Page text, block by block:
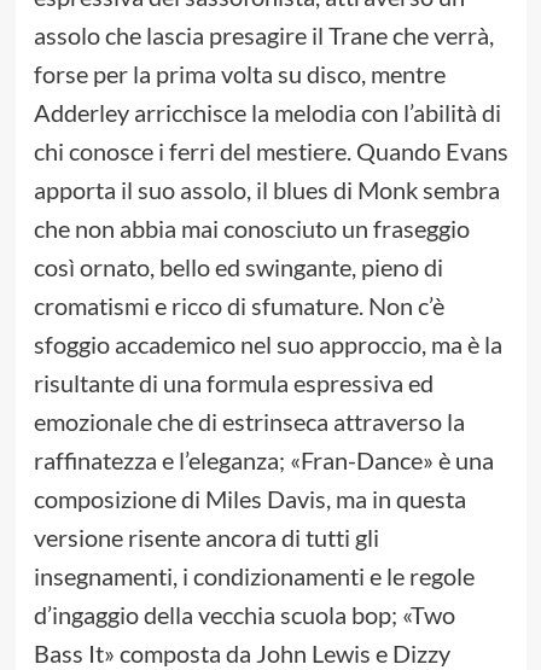
assolo che lascia presagire il Trane che verrà,
forse per la prima volta su disco, mentre
Adderley arricchisce la melodia con l’abilità di
chi conosce i ferri del mestiere. Quando Evans
apporta il suo assolo, il blues di Monk sembra
che non abbia mai conosciuto un fraseggio
così ornato, bello ed swingante, pieno di
cromatismi e ricco di sfumature. Non c’è
sfoggio accademico nel suo approccio, ma è la
risultante di una formula espressiva ed
emozionale che di estrinseca attraverso la
raffinatezza e l’eleganza; «Fran-Dance» è una
composizione di Miles Davis, ma in questa
versione risente ancora di tutti gli
insegnamenti, i condizionamenti e le regole
d’ingaggio della vecchia scuola bop; «Two
Bass It» composta da John Lewis e Dizzy